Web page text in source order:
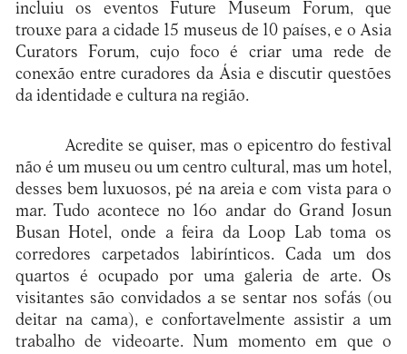
incluiu os eventos Future Museum Forum, que
trouxe para a cidade 15 museus de 10 países, e o Asia
Curators Forum, cujo foco é criar uma rede de
conexão entre curadores da Ásia e discutir questões
da identidade e cultura na região.
Acredite se quiser, mas o epicentro do festival
não é um museu ou um centro cultural, mas um hotel,
desses bem luxuosos, pé na areia e com vista para o
mar. Tudo acontece no 16o andar do Grand Josun
Busan Hotel, onde a feira da Loop Lab toma os
corredores carpetados labirínticos. Cada um dos
quartos é ocupado por uma galeria de arte. Os
visitantes são convidados a se sentar nos sofás (ou
deitar na cama), e confortavelmente assistir a um
trabalho de videoarte. Num momento em que o